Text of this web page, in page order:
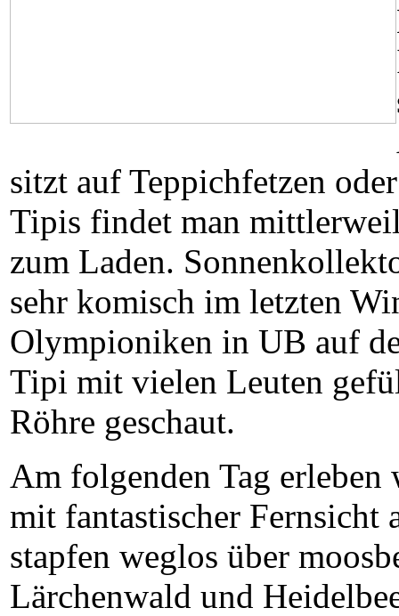
sitzt auf Teppichfetzen
Tipis findet man
zum Laden.
sehr komisch im letzten
Olympioniken in UB auf
Tipi mit vielen Leuten
Röhre geschaut.
Am folgenden Tag
mit fantastischer Fernsicht
stapfen weglos über
Lärchenwald und